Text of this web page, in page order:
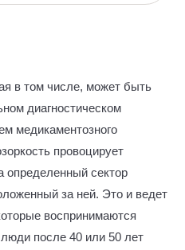
в том числе, может быть
диагностическом
медикаментозного
провоцирует
определенный сектор
за ней. Это и ведет
воспринимаются
после 40 или 50 лет